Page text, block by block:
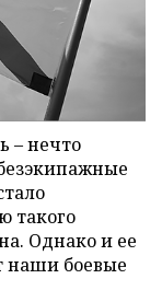
– нечто
такого
Однако и ее
наши боевые